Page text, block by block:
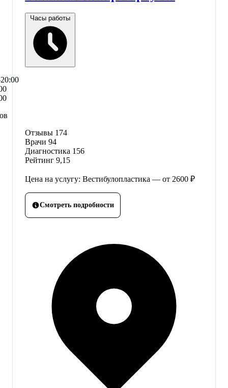
Часы работы
Отзывы 174
Врачи 94
Диагностика 156
Рейтинг 9,15
Цена на услугу: Вестибулопластика — от 2600 ₽
Смотреть подробности